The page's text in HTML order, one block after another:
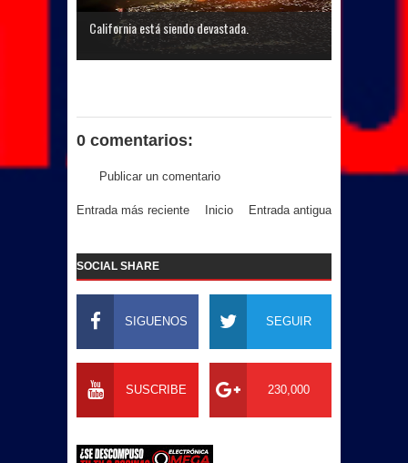
California está siendo devastada.
0 comentarios:
Publicar un comentario
Entrada más reciente Entrada antigua
Inicio
SOCIAL SHARE
SIGUENOS SEGUIR
SUSCRIBE 230,000